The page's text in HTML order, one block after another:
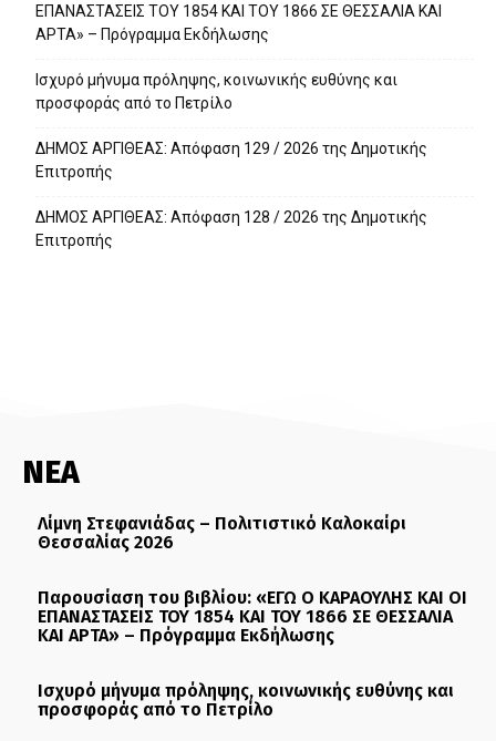
ΕΠΑΝΑΣΤΑΣΕΙΣ ΤΟΥ 1854 ΚΑΙ ΤΟΥ 1866 ΣΕ ΘΕΣΣΑΛΙΑ ΚΑΙ
ΑΡΤΑ» – Πρόγραμμα Εκδήλωσης
Ισχυρό μήνυμα πρόληψης, κοινωνικής ευθύνης και
προσφοράς από το Πετρίλο
ΔΗΜΟΣ ΑΡΓΙΘΕΑΣ: Απόφαση 129 / 2026 της Δημοτικής
Επιτροπής
ΔΗΜΟΣ ΑΡΓΙΘΕΑΣ: Απόφαση 128 / 2026 της Δημοτικής
Επιτροπής
ΝΕΑ
Λίμνη Στεφανιάδας – Πολιτιστικό Καλοκαίρι
Θεσσαλίας 2026
Παρουσίαση του βιβλίου: «ΕΓΩ Ο ΚΑΡΑΟΥΛΗΣ ΚΑΙ ΟΙ
ΕΠΑΝΑΣΤΑΣΕΙΣ ΤΟΥ 1854 ΚΑΙ ΤΟΥ 1866 ΣΕ ΘΕΣΣΑΛΙΑ
ΚΑΙ ΑΡΤΑ» – Πρόγραμμα Εκδήλωσης
Ισχυρό μήνυμα πρόληψης, κοινωνικής ευθύνης και
προσφοράς από το Πετρίλο